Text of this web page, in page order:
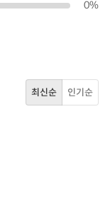
0%
최신순 인기순